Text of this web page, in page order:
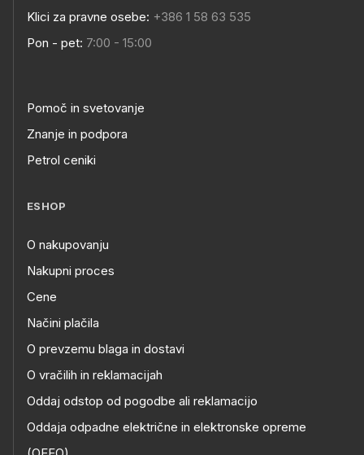
Klici za pravne osebe: +386 1 58 63 535
Pon - pet: 7:00 - 15:00
Pomoč in svetovanje
Znanje in podpora
Petrol ceniki
ESHOP
O nakupovanju
Nakupni proces
Cene
Načini plačila
O prevzemu blaga in dostavi
O vračilih in reklamacijah
Oddaj odstop od pogodbe ali reklamacijo
Oddaja odpadne električne in elektronske opreme